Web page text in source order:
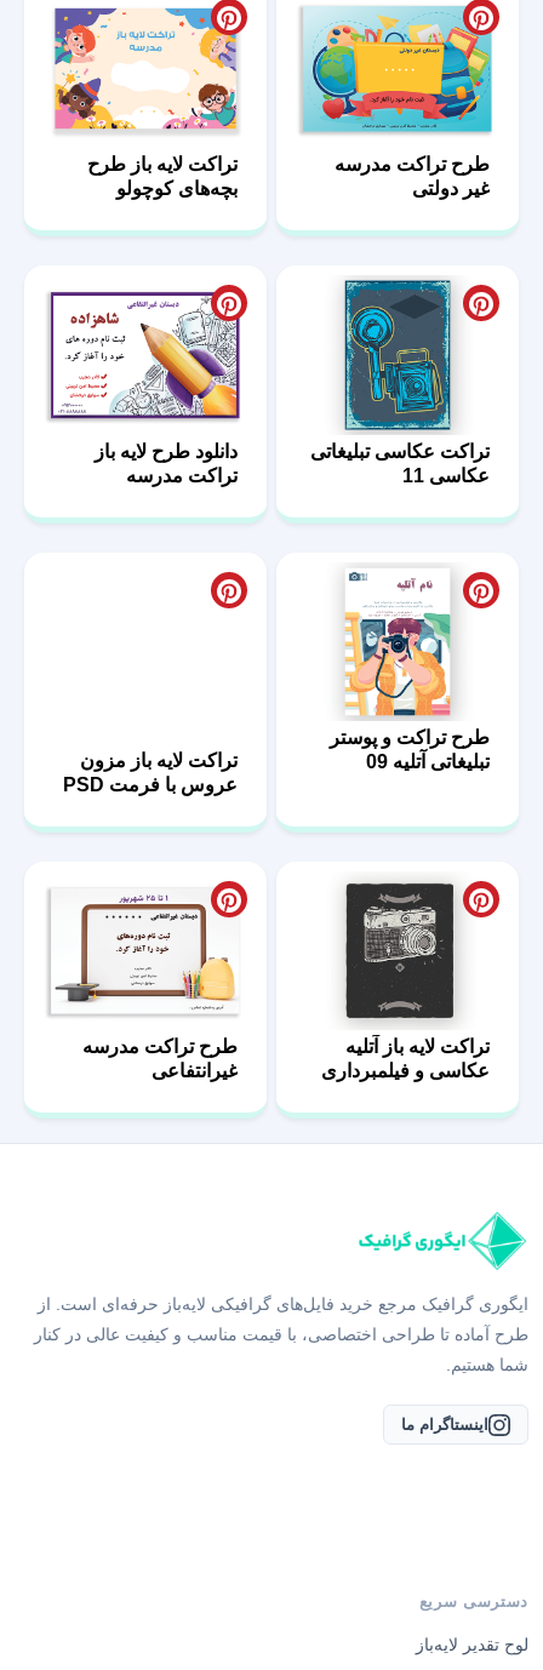
طرح تراکت مدرسه
غیر دولتی
تراکت لایه باز طرح
بچه‌های کوچولو
تراکت عکاسی تبلیغاتی
عکاسی 11
دانلود طرح لایه باز
تراکت مدرسه
طرح تراکت و پوستر
تبلیغاتی آتلیه 09
عروس با فرمت PSD
تراکت لایه باز آتلیه
عکاسی و فیلمبرداری
10
طرح تراکت مدرسه
غیرانتفاعی
طرح آماده تا طراحی اختصاصی، با قیمت مناسب و کیفیت عالی در کنار
شما هستیم.
اینستاگرام ما
طرح اینفوگرافیک لایه باز